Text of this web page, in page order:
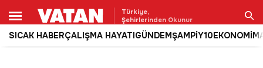
Türkiye,
Şehirlerinden Okunur
SICAK HABERÇALIŞMA HAYATIGÜNDEMŞAMPİY10EKONOMİ
Ara